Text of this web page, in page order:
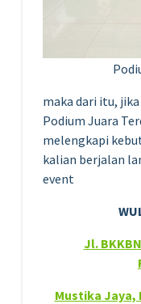
maka dari itu,
Podium Juara
melengkapi
kalian berjalan
event
Jl.
Mustika Jaya,